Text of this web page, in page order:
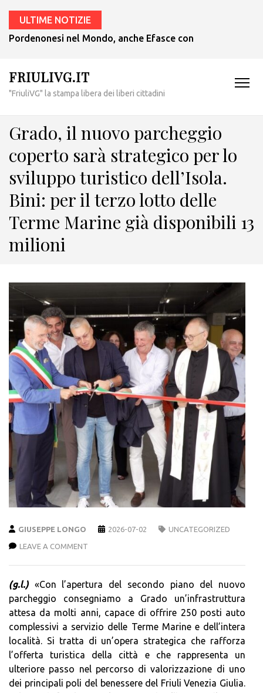
ULTIME NOTIZIE
Pordenonesi nel Mondo, anche Efasce con il presidente
FRIULIVG.IT
"FriuliVG" la stampa libera dei liberi cittadini
Grado, il nuovo parcheggio
coperto sarà strategico per lo
sviluppo turistico dell’Isola.
Bini: per il terzo lotto delle
Terme Marine già disponibili 13
milioni
GIUSEPPE LONGO 2026-07-02 UNCATEGORIZED
LEAVE A COMMENT
(g.l.) «Con l’apertura del secondo piano del nuovo
parcheggio consegniamo a Grado un’infrastruttura
attesa da molti anni, capace di offrire 250 posti auto
complessivi a servizio delle Terme Marine e dell’intera
località. Si tratta di un’opera strategica che rafforza
l’offerta turistica della città e che rappresenta un
ulteriore passo nel percorso di valorizzazione di uno
dei principali poli del benessere del Friuli Venezia Giulia.